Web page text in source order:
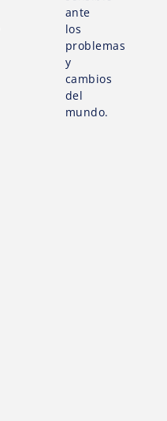
ante
los
problemas
y
cambios
del
mundo.